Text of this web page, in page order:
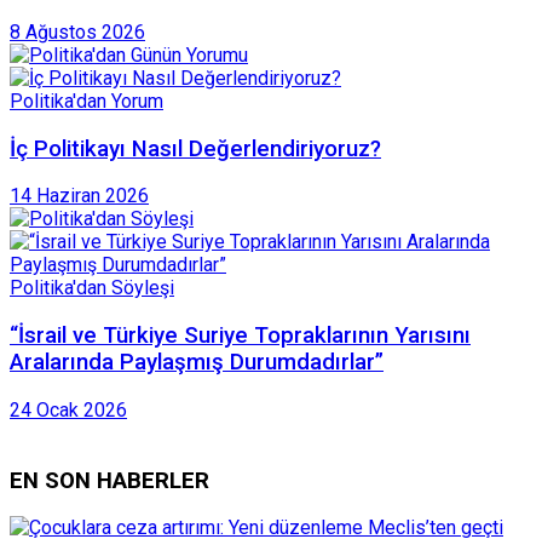
8 Ağustos 2026
Politika'dan Yorum
İç Politikayı Nasıl Değerlendiriyoruz?
14 Haziran 2026
Politika'dan Söyleşi
“İsrail ve Türkiye Suriye Topraklarının Yarısını
Aralarında Paylaşmış Durumdadırlar”
24 Ocak 2026
EN SON HABERLER